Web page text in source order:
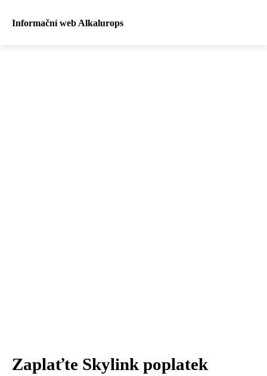
Informační web Alkalurops
Zaplaťte Skylink poplatek